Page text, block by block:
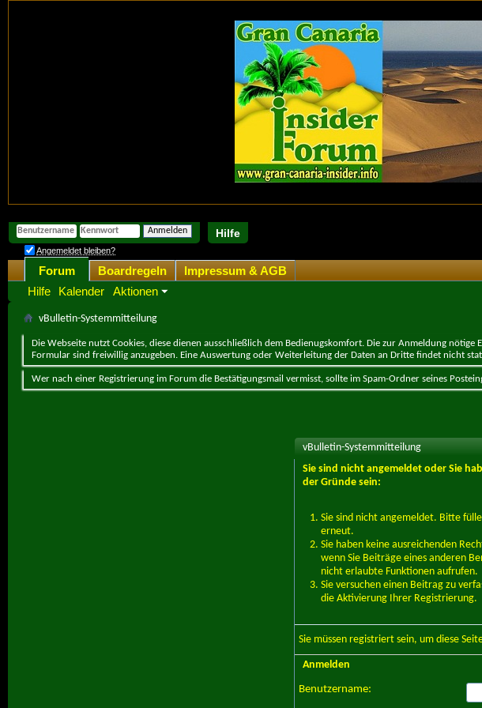
Hilfe
Angemeldet bleiben?
Forum
Hilfe
Kalender Aktionen
Boardregeln
Impressum & AGB
vBulletin-Systemmitteilung
Die Webseite nutzt Cookies, diese dienen ausschließlich dem Bedienugskomfort. Die zur Anmeldung
Formular sind freiwillig anzugeben. Eine Auswertung oder Weiterleitung der Daten an Dritte findet nicht
Wer nach einer Registrierung im Forum die Bestätigungsmail vermisst, sollte im Spam-Ordner seines
vBulletin-Systemmitteilung
Sie sind nicht angemeldet oder Sie
der Gründe sein:
Sie sind nicht angemeldet. Bitte
erneut.
Sie haben keine ausreichenden
wenn Sie Beiträge eines anderen
nicht erlaubte Funktionen aufrufen.
Sie versuchen einen Beitrag zu
die Aktivierung Ihrer Registrierung.
Sie müssen registriert sein, um diese
Anmelden
Benutzername: